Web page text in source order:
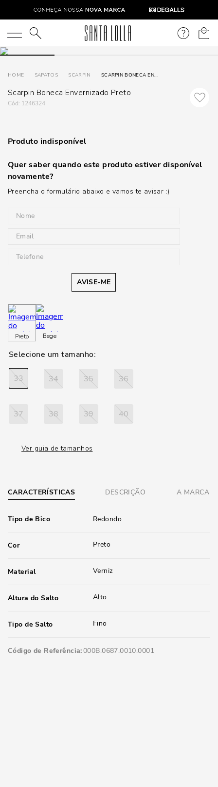
O que você está procurando?
SAPATOS SCARPIN SCARPIN BONECA ENVERNIZADO PRETO
Scarpin Boneca Envernizado Preto
: 1246324
Produto indisponível
Quer saber quando este produto estiver disponível
novamente?
Preencha o formulário abaixo e vamos te avisar :)
AVISE-ME
Preto Bege
33 34 35 36
37 38 39 40
Ver guia de tamanhos
CARACTERÍSTICAS DESCRIÇÃO A MARCA
Tipo de Bico Redondo
Cor Preto
Material Verniz
Altura do Salto Alto
Tipo de Salto Fino
Código de Referência 000B.0687.0010.0001